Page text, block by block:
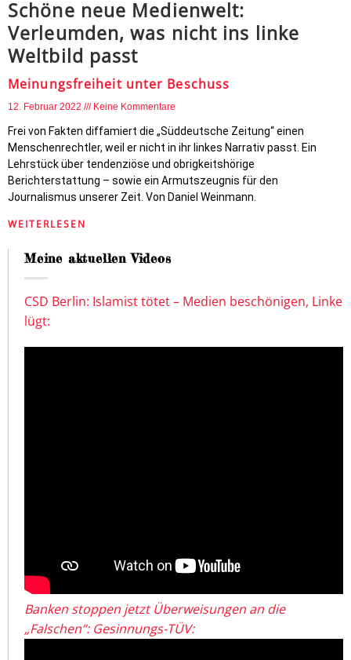
Schöne neue Medienwelt:
Verleumden, was nicht ins linke
Weltbild passt
Meinungsfreiheit unter Beschuss
12. Februar 2022 Keine Kommentare
Frei von Fakten diffamiert die „Süddeutsche Zeitung“ einen
Menschenrechtler, weil er nicht in ihr linkes Narrativ passt. Ein
Lehrstück über tendenziöse und obrigkeitshörige
Berichterstattung – sowie ein Armutszeugnis für den
Journalismus unserer Zeit. Von Daniel Weinmann.
WEITERLESEN
Meine aktuellen Videos
CSD Berlin: Islamist tötet – Medien beschönigen, Linke
lügt:
Banken stoppen jetzt Überweisungen an die
„Falschen“: Gesinnungs-TÜV: